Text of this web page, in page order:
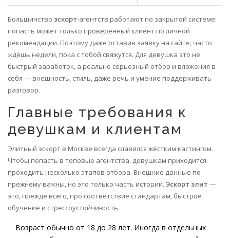
Большинство эскорт-агентств работают по закрытой системе:
попасть может только проверенный клиент по личной
рекомендации. Поэтому даже оставив заявку на сайте, часто
ждёшь недели, пока с тобой свяжутся. Для девушка это не
быстрый заработок, а реально серьезный отбор и вложения в
себя — внешность, стиль, даже речь и умение поддерживать
разговор.
Главные требования к
девушкам и клиентам
Элитный эскорт в Москве всегда славился жёстким кастингом.
Чтобы попасть в топовые агентства, девушкам приходится
проходить несколько этапов отбора. Внешние данные по-
прежнему важны, но это только часть истории. Эскорт элит —
это, прежде всего, про соответствие стандартам, быстрое
обучение и стрессоустойчивость.
Возраст обычно от 18 до 28 лет. Иногда в отдельных